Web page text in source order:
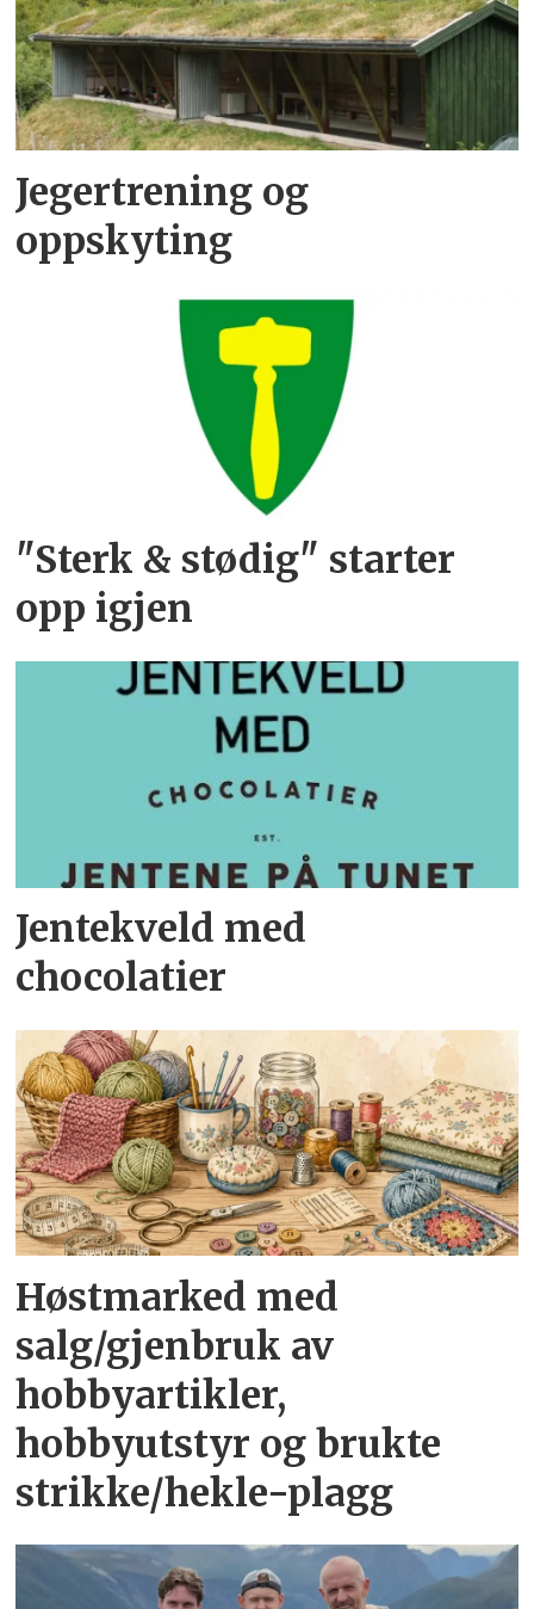
Jegertrening og
oppskyting
"Sterk & stødig" starter
opp igjen
Jentekveld med
chocolatier
Høstmarked med
salg/gjenbruk av
hobbyartikler,
hobbyutstyr og brukte
strikke/hekle-plagg